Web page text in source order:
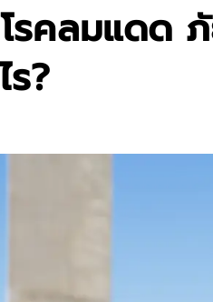
รคลมแดด
?